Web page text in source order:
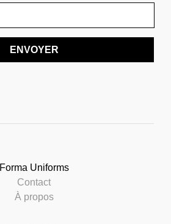
ENVOYER
Forma Uniforms
Contact
À propos